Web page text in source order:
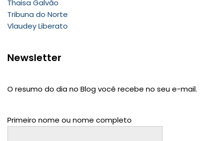
Thaisa Galvão
Tribuna do Norte
Vlaudey Liberato
Newsletter
O resumo do dia no Blog você recebe no seu e-mail.
Primeiro nome ou nome completo